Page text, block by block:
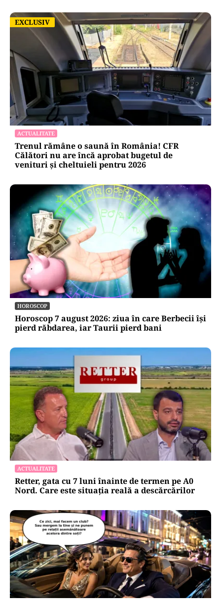
EXCLUSIV
EXCLUSIV
ACTUALITATE
Trenul rămâne o saună în România! CFR
Călători nu are încă aprobat bugetul de
venituri și cheltuieli pentru 2026
HOROSCOP
Horoscop 7 august 2026: ziua în care Berbecii își
pierd răbdarea, iar Taurii pierd bani
ACTUALITATE
Retter, gata cu 7 luni înainte de termen pe A0
Nord. Care este situația reală a descărcărilor